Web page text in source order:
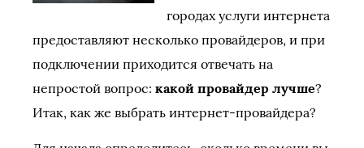
городах услуги интернета
предоставляют несколько провайдеров, и при
подключении приходится отвечать на
непростой вопрос: какой провайдер лучше?
Итак, как же выбрать интернет-провайдера?